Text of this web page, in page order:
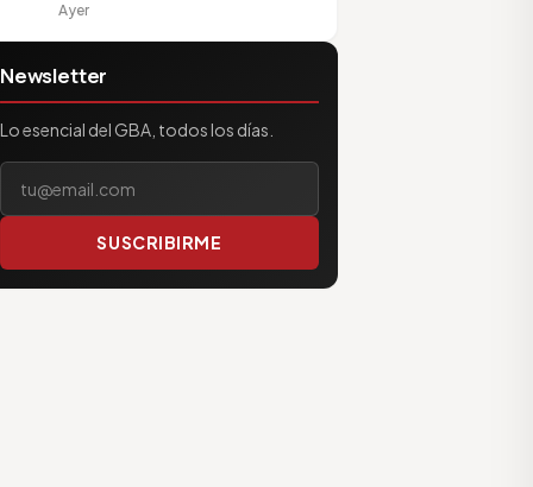
Ayer
Newsletter
Lo esencial del GBA, todos los días.
SUSCRIBIRME